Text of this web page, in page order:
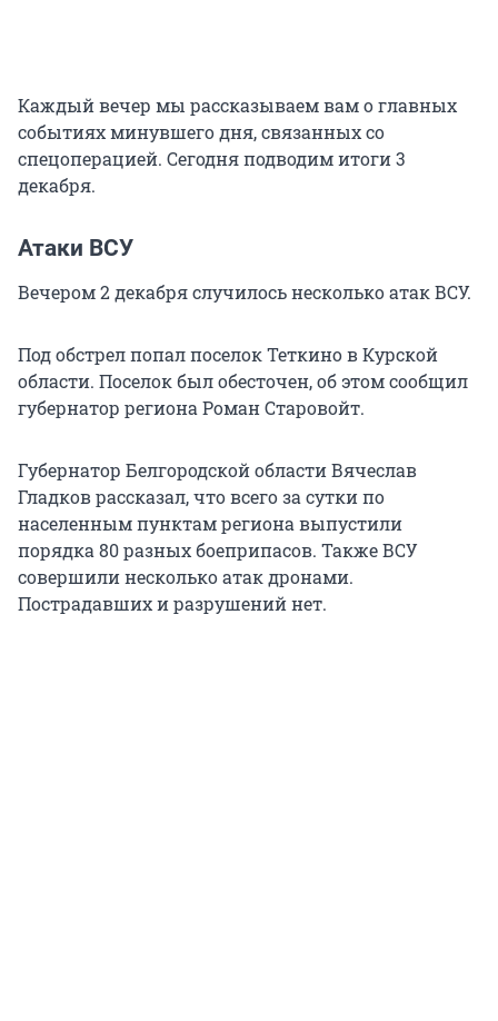
Каждый вечер мы рассказываем вам о главных
событиях минувшего дня, связанных со
спецоперацией. Сегодня подводим итоги 3
декабря.
Атаки ВСУ
Вечером 2 декабря случилось несколько атак ВСУ.
Под обстрел попал поселок Теткино в Курской
области. Поселок был обесточен, об этом сообщил
губернатор региона Роман Старовойт.
Губернатор Белгородской области Вячеслав
Гладков рассказал, что всего за сутки по
населенным пунктам региона выпустили
порядка 80 разных боеприпасов. Также ВСУ
совершили несколько атак дронами.
Пострадавших и разрушений нет.